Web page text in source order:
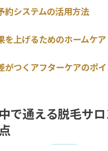
約システムの活用方法
を上げるためのホームケア
がつくアフターケアのポイ
で通える脱毛サ